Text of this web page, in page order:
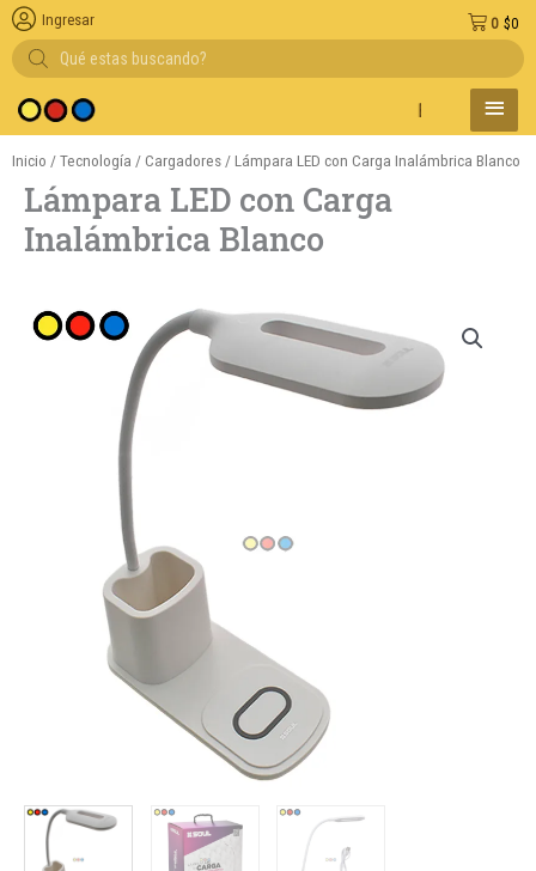
Búsqueda
de
productos
Entregas en el día
$0
0
Ingresar
MENÚ
Inicio / Tecnología / Cargadores / Lámpara LED con Carga Inalámbrica Blanco
Lámpara LED con Carga
Inalámbrica Blanco